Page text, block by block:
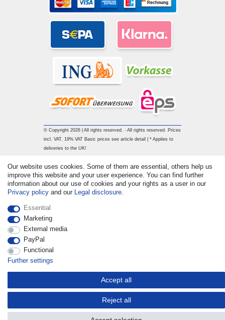
© Copyright 2026 | All rights reserved. - All rights reserved. Prices
incl. VAT. 19% VAT Basic prices see article detail | * Applies to
deliveries to the UK!
Our website uses cookies. Some of them are essential, others help us
improve this website and your user experience. You can find further
information about our use of cookies and your rights as a user in our
Privacy policy and our Legal disclosure.
Essential
Marketing
External media
PayPal
Functional
Further settings
Accept all
Reject all
Withdraw from contract here Contact